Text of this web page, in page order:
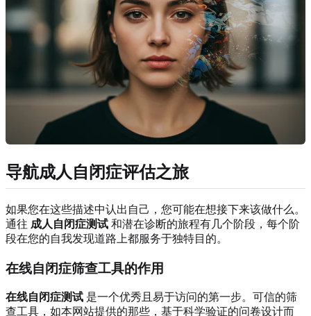
导航成人自闭症评估之旅
如果您在这些描述中认出自己，您可能在想接下来该做什么。
通往 成人自闭症测试 和潜在诊断的旅程有几个阶段，每个阶
段在您的自我发现道路上都服务于独特目的。
在线自闭症筛查工具的作用
在线自闭症测试 是一个优秀且易于访问的第一步。可信的筛
查工具，如本网站提供的那些，基于科学验证的问卷设计而